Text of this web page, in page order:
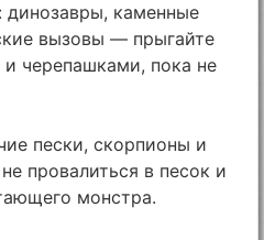
: динозавры, каменные
вызовы — прыгайте
черепашками, пока не
пески, скорпионы и
провалиться в песок и
монстра.